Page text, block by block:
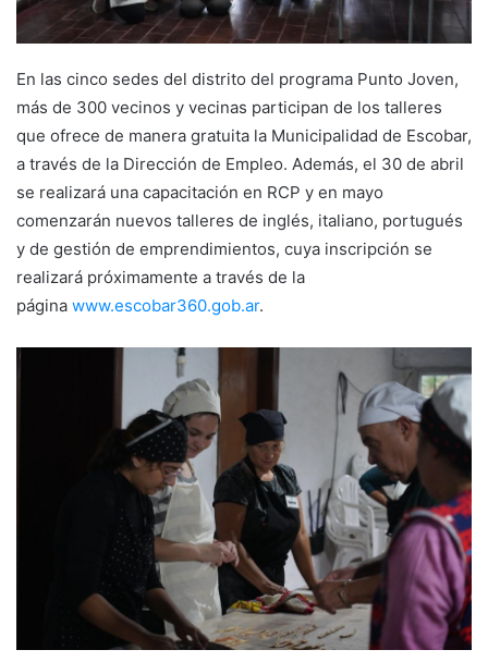
En las cinco sedes del distrito del programa Punto Joven,
más de 300 vecinos y vecinas participan de los talleres
que ofrece de manera gratuita la Municipalidad de Escobar,
a través de la Dirección de Empleo. Además, el 30 de abril
se realizará una capacitación en RCP y en mayo
comenzarán nuevos talleres de inglés, italiano, portugués
y de gestión de emprendimientos, cuya inscripción se
realizará próximamente a través de la
página www.escobar360.gob.ar.